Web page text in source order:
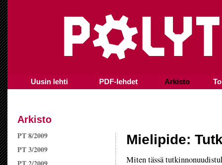
Uusin lehti PDF-lehdet Arkisto
Arkisto
PT 8/2009
PT 3/2009
Mielipide:
Miten tässä